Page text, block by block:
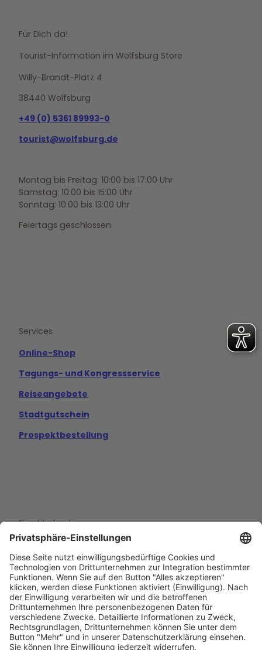
Für Dich da!
Tourist-Information im Wolfsburg Store
Willy-Brandt-Platz 4
38440 Wolfsburg
+49 (0) 5361 89993-0
tourist@wolfsburg.de
Montag bis Freitag: 10:00 bis 17:00 Uhr
Samstag: 10:00 bis 15:00 Uhr
Sonntag: 10:00 bis 13:00 Uhr
Feiertags geschlossen
o e
m
Services
Online-Shop
Tagungs- und Kongressservice
Reiseangebote
Stadtgutschein
Prospektbestellung
Eine Marke der
Wolfsburg Wirtschaft und Marketing GmbH
Porschestraße 26
38440 Wolfsburg
+49 5361 89994-0
info@wmg-wolfsburg.de